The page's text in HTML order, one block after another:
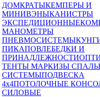
ДОМКРАТЫКЕМПЕРЫ И
МИНИВЭНЫКАНИСТРЫ
ЭКСПЕДИЦИОННЫЕ
МАНОМЕТРЫ
ПНЕВМОСИСТЕМЫ
ПИКАПОВЛЕБЕДКИ И
ПРИНАДЛЕЖНОСТИ
ТЕНТЫ МАРКИЗЫ
СИСТЕМЫПОДВЕСКА
4x4ПОТОЛОЧНЫЕ
СИЛОВЫЕ